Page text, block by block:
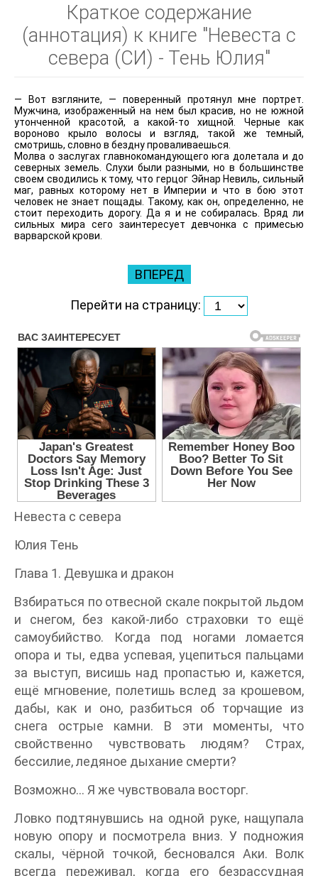
Краткое содержание
(аннотация) к книге "Невеста с
севера (СИ) - Тень Юлия"
— Вот взгляните, — поверенный протянул мне портрет.
Мужчина, изображенный на нем был красив, но не южной
утонченной красотой, а какой-то хищной. Черные как
вороново крыло волосы и взгляд, такой же темный,
смотришь, словно в бездну проваливаешься.
Молва о заслугах главнокомандующего юга долетала и до
северных земель. Слухи были разными, но в большинстве
своем сводились к тому, что герцог Эйнар Невиль, сильный
маг, равных которому нет в Империи и что в бою этот
человек не знает пощады. Такому, как он, определенно, не
стоит переходить дорогу. Да я и не собиралась. Вряд ли
сильных мира сего заинтересует девчонка с примесью
варварской крови.
ВПЕРЕД
Перейти на страницу:
Невеста с севера
Юлия Тень
Глава 1. Девушка и дракон
Взбираться по отвесной скале покрытой льдом
и снегом, без какой-либо страховки то ещё
самоубийство. Когда под ногами ломается
опора и ты, едва успевая, уцепиться пальцами
за выступ, висишь над пропастью и, кажется,
ещё мгновение, полетишь вслед за крошевом,
дабы, как и оно, разбиться об торчащие из
снега острые камни. В эти моменты, что
свойственно чувствовать людям? Страх,
бессилие, ледяное дыхание смерти?
Возможно… Я же чувствовала восторг.
Ловко подтянувшись на одной руке, нащупала
новую опору и посмотрела вниз. У подножия
скалы, чёрной точкой, бесновался Аки. Волк
всегда переживал, когда его безрассудная